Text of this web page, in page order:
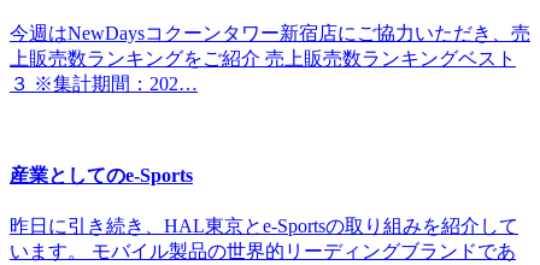
今週はNewDaysコクーンタワー新宿店にご協力いただき、売
上販売数ランキングをご紹介 売上販売数ランキングベスト
３ ※集計期間：202…
産業としてのe-Sports
昨日に引き続き、HAL東京とe-Sportsの取り組みを紹介して
います。 モバイル製品の世界的リーディングブランドであ